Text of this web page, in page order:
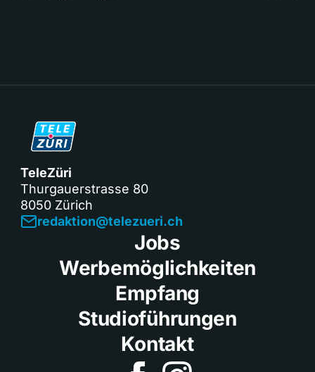
TeleZüri
Thurgauerstrasse 80
8050 Zürich
redaktion@telezueri.ch
Jobs
Werbemöglichkeiten
Empfang
Studioführungen
Kontakt